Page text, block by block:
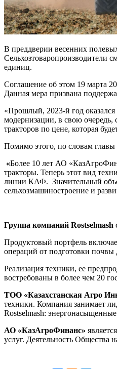
В преддверии весенних
Сельхозтоваропроизводители
единиц.
Соглашение об этом 19 марта
Данная мера призвана
«Прошлый, 2023-й год
модернизации, в свою очередь,
тракторов по цене, которая
Помимо этого, по словам главы
«Более 10 лет АО
тракторы. Теперь этот вид
линии КАФ. Значительный
сельхозмашиностроение и
Группа компаний Rostselmash
Продуктовый портфель
операций от подготовки почвы
Реализация техники, ее
востребованы в более чем 20
ТОО «Казахстанская Агро
техники. Компания занимает
Rostselmash:
АО «КазАгроФинанс»
услуг. Деятельность Общества